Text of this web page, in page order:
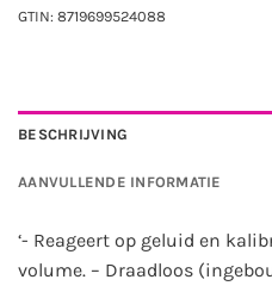
GTIN: 8719699524088
BESCHRIJVING
AANVULLENDE INFORMATIE
‘- Reageert op geluid en
volume. – Draadloos